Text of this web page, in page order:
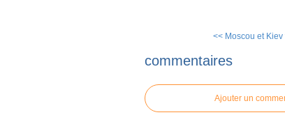
<< Moscou et Kiev
commentaires
Ajouter un